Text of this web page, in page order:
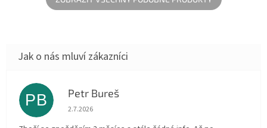
PB Petr Bureš
Hodnocení obchodu je 1 z 5 hvězdiček.
2.7.2026